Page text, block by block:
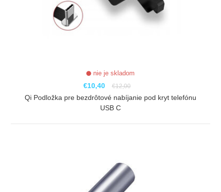
nie je skladom
€10,40 €12,00
Qi Podložka pre bezdrôtové nabíjanie pod kryt telefónu
USB C